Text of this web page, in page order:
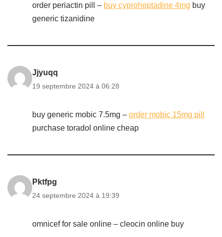
order periactin pill – buy cyproheptadine 4mg buy
generic tizanidine
Jjyuqq
19 septembre 2024 à 06:28
buy generic mobic 7.5mg – order mobic 15mg pill
purchase toradol online cheap
Pktfpg
24 septembre 2024 à 19:39
omnicef for sale online – cleocin online buy